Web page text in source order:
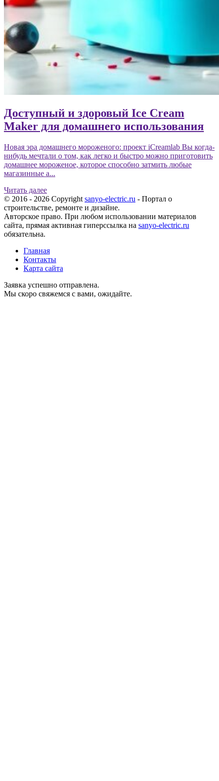
Доступный и здоровый Ice Cream
Maker для домашнего использования
Новая эра домашнего мороженого: проект iCreamlab Вы когда-
нибудь мечтали о том, как легко и быстро можно приготовить
домашнее мороженое, которое способно затмить любые
магазинные а...
Читать далее
© 2016 - 2026 Copyright sanyo-electric.ru - Портал о
строительстве, ремонте и дизайне.
Авторское право. При любом использовании материалов
сайта, прямая активная гиперссылка на sanyo-electric.ru
обязательна.
Главная
Контакты
Карта сайта
Заявка успешно отправлена.
Мы скоро свяжемся с вами, ожидайте.